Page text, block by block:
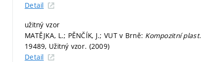
Detail
užitný vzor
MATĚJKA, L.; PĚNČÍK, J.; VUT v Brně: Kompozitní plast.
19489, Užitný vzor. (2009)
Detail